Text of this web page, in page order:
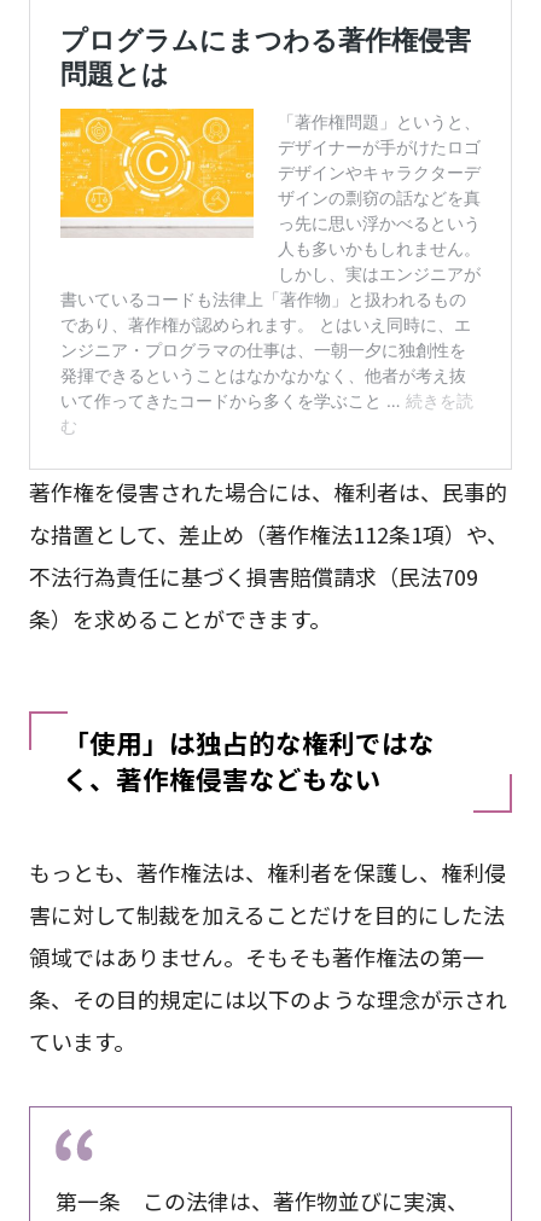
著作権を侵害された場合には、権利者は、民事的
な措置として、差止め（著作権法112条1項）や、
不法行為責任に基づく損害賠償請求（民法709
条）を求めることができます。
「使用」は独占的な権利ではな
く、著作権侵害などもない
もっとも、著作権法は、権利者を保護し、権利侵
害に対して制裁を加えることだけを目的にした法
領域ではありません。そもそも著作権法の第一
条、その目的規定には以下のような理念が示され
ています。
第一条 この法律は、著作物並びに実演、